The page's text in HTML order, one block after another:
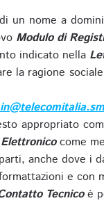
un nome a
Modulo di
indicato nella
la ragione
appropriato
come
anche dove i
e con
Tecnicoè